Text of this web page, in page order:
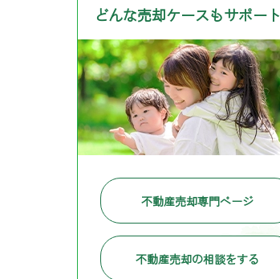
どんな売却ケースもサポート
不動産売却専門ページ
不動産売却の相談をする